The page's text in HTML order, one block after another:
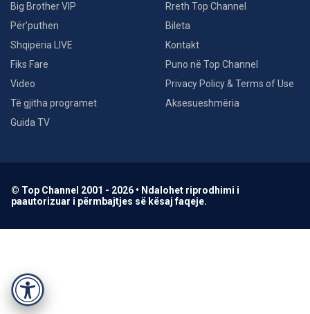
Accessibility
Big Brother VIP
Për’puthen
Shqipëria LIVE
Fiks Fare
Video
Të gjitha programet
Guida TV
Rreth Top Channel
Bileta
Kontakt
Puno në Top Channel
Privacy Policy & Terms of Use
Aksesueshmëria
© Top Channel 2001 - 2026 • Ndalohet riprodhimi i
paautorizuar i përmbajtjes së kësaj faqeje.